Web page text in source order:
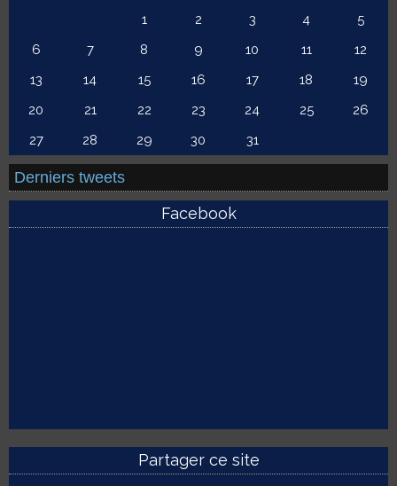
1
2 3 4
5
6
7 8 9 10 11
12
13
14 15 16 17 18
19
20
21 22 23 24 25
26
27
28 29 30 31
Derniers tweets
Facebook
Partager ce site